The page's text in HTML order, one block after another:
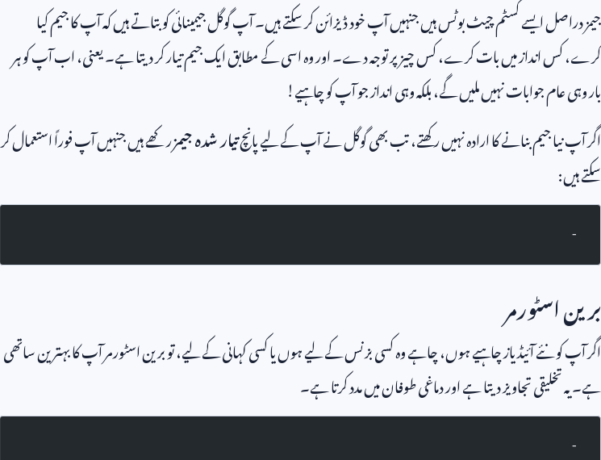
جیمز دراصل ایسے کسٹم چیٹ بوٹس ہیں جنہیں آپ خود ڈیزائن کر سکتے ہیں۔ آپ گوگل جیمینائی کو بتاتے ہیں کہ آپ کا جیم کیا
کرے، کس انداز میں بات کرے، کس چیز پر توجہ دے۔ اور وہ اسی کے مطابق ایک جیم تیار کر دیتا ہے۔ یعنی، اب آپ کو ہر
بار وہی عام جوابات نہیں ملیں گے، بلکہ وہی انداز جو آپ کو چاہیے!
اگر آپ نیا جیم بنانے کا ارادہ نہیں رکھتے، تب بھی گوگل نے آپ کے لیے پانچتیار شدہ جیمزرکھے ہیں جنہیں آپ فوراً استعمال کر
سکتے ہیں:
-
برین اسٹورمر
اگر آپ کو نئے آئیڈیاز چاہیے ہوں، چاہے وہ کسی بزنس کے لیے ہوں یا کسی کہانی کے لیے، تو برین اسٹورمر آپ کا بہترین ساتھی
ہے۔ یہ تخلیقی تجاویز دیتا ہے اور دماغی طوفان میں مدد کرتا ہے۔
-